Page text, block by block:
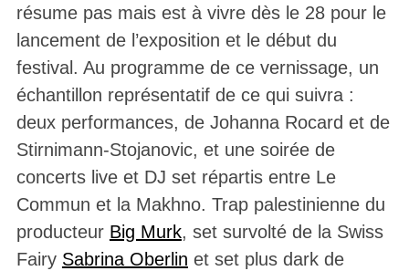
résume pas mais est à vivre dès le 28 pour le
lancement de l’exposition et le début du
festival. Au programme de ce vernissage, un
échantillon représentatif de ce qui suivra :
deux performances, de Johanna Rocard et de
Stirnimann-Stojanovic, et une soirée de
concerts live et DJ set répartis entre Le
Commun et la Makhno. Trap palestinienne du
producteur Big Murk, set survolté de la Swiss
Fairy Sabrina Oberlin et set plus dark de